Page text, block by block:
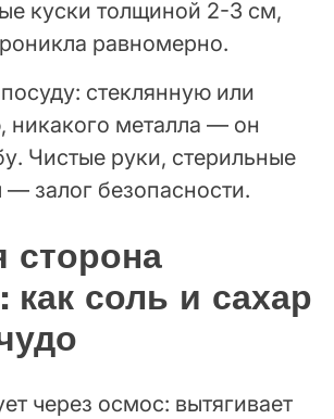
куски толщиной 2-3 см,
равномерно.
стеклянную или
никакого металла — он
Чистые руки, стерильные
залог безопасности.
сторона
как соль и сахар
через осмос: вытягивает